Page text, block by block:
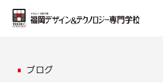
ブログ